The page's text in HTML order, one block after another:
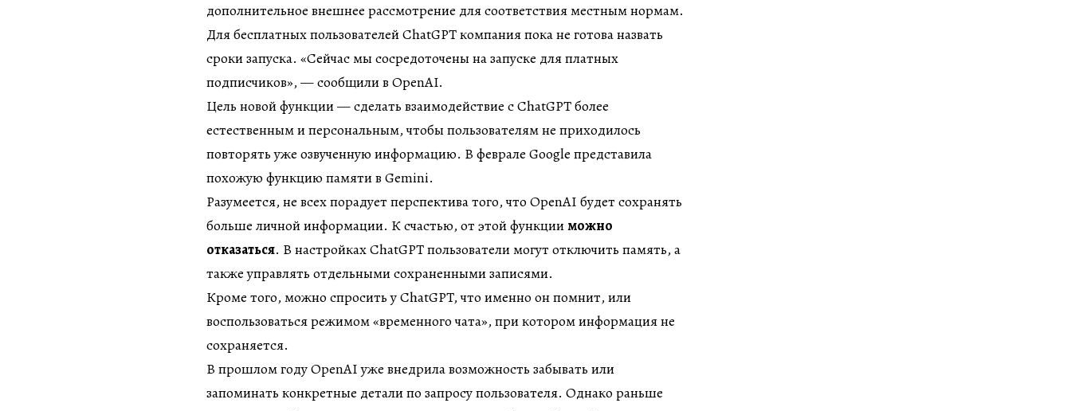
дополнительное внешнее рассмотрение для соответствия местным нормам.
Для бесплатных пользователей ChatGPT компания пока не готова назвать
сроки запуска. «Сейчас мы сосредоточены на запуске для платных
подписчиков», — сообщили в OpenAI.
Цель новой функции — сделать взаимодействие с ChatGPT более
естественным и персональным, чтобы пользователям не приходилось
повторять уже озвученную информацию. В феврале Google представила
похожую функцию памяти в Gemini.
Разумеется, не всех порадует перспектива того, что OpenAI будет сохранять
больше личной информации. К счастью, от этой функцииможно
отказаться. В настройках ChatGPT пользователи могут отключить память, а
также управлять отдельными сохраненными записями.
Кроме того, можно спросить у ChatGPT, что именно он помнит, или
воспользоваться режимом «временного чата», при котором информация не
сохраняется.
В прошлом году OpenAI уже внедрила возможность забывать или
запоминать конкретные детали по запросу пользователя. Однако раньше